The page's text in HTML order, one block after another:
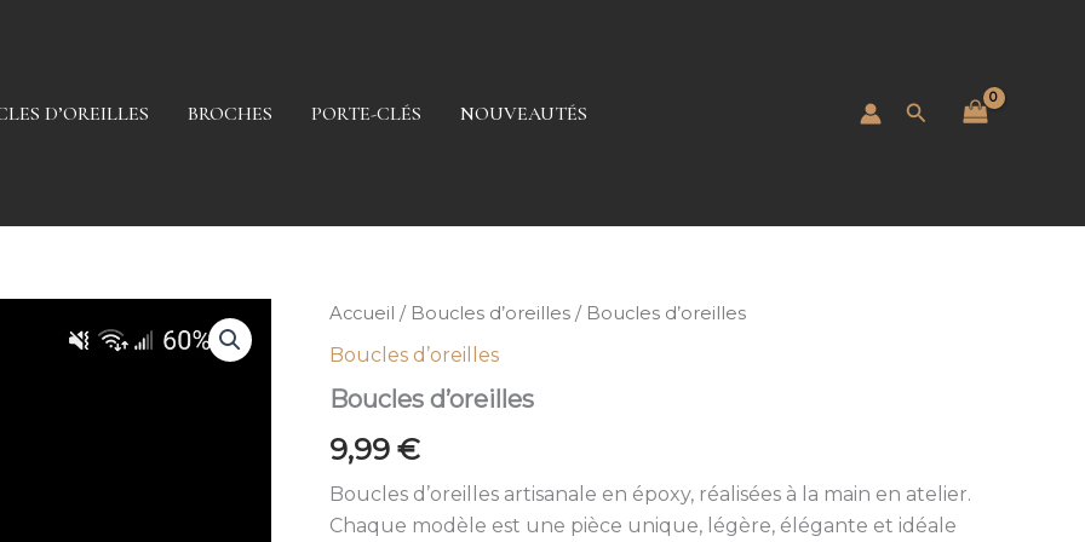
D’OREILLES BROCHES PORTE-CLÉS NOUVEAUTÉS Rechercher
Accueil / Boucles d’oreilles / Boucles d’oreilles
Boucles d’oreilles
Boucles d’oreilles
9,99 €
Boucles d’oreilles artisanale en époxy, réalisées à la main en atelier.
Chaque modèle est une pièce unique, légère, élégante et idéale